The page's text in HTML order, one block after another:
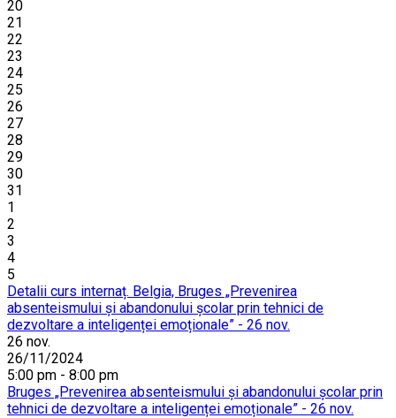
20
21
22
23
24
25
26
27
28
29
30
31
1
2
3
4
5
Detalii curs internaț. Belgia, Bruges „Prevenirea
absenteismului și abandonului școlar prin tehnici de
dezvoltare a inteligenței emoționale” - 26 nov.
26 nov.
26/11/2024
5:00 pm - 8:00 pm
Bruges „Prevenirea absenteismului și abandonului școlar prin
tehnici de dezvoltare a inteligenței emoționale” - 26 nov.